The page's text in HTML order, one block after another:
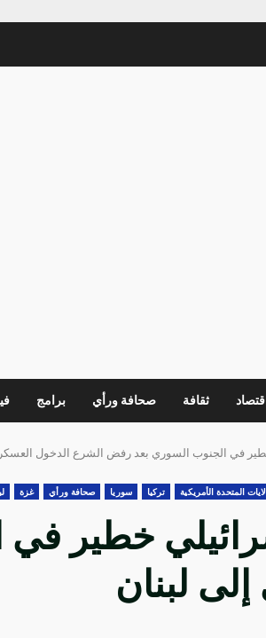
news Info
اقتصاد ثقافة صحافة ورأي برامج
في الجنوب السوري بعد رفض الشرع الدخول
المتحدة الأمريكية تركيا سوريا صحافة ورأي غزة
خطير
لبنان